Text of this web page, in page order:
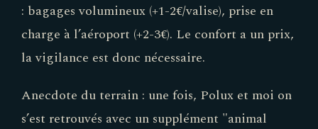
: bagages volumineux (+1-2€/valise), prise en
charge à l’aéroport (+2-3€). Le confort a un prix,
la vigilance est donc nécessaire.
Anecdote du terrain : une fois, Polux et moi on
s’est retrouvés avec un supplément "animal